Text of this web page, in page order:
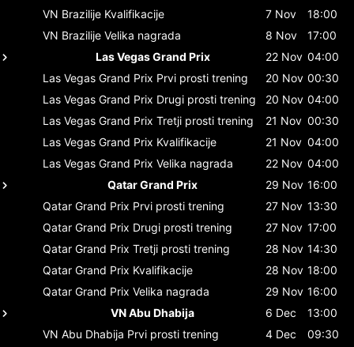
VN Brazilije Kvalifikacije 7 Nov
18:00
VN Brazilije Velika nagrada 8 Nov
17:00
Las Vegas Grand Prix
22 Nov 04:00
Las Vegas Grand Prix Prvi prosti trening 20 Nov 00:30
Las Vegas Grand Prix Drugi prosti trening 20 Nov 04:00
Las Vegas Grand Prix Tretji prosti trening 21 Nov 00:30
Las Vegas Grand Prix Kvalifikacije 21 Nov 04:00
Las Vegas Grand Prix Velika nagrada 22 Nov 04:00
Qatar Grand Prix
29 Nov 16:00
Qatar Grand Prix Prvi prosti trening 27 Nov 13:30
Qatar Grand Prix Drugi prosti trening 27 Nov 17:00
Qatar Grand Prix Tretji prosti trening 28 Nov 14:30
Qatar Grand Prix Kvalifikacije 28 Nov 18:00
Qatar Grand Prix Velika nagrada 29 Nov 16:00
VN Abu Dhabija
6 Dec
13:00
VN Abu Dhabija Prvi prosti trening 4 Dec
09:30